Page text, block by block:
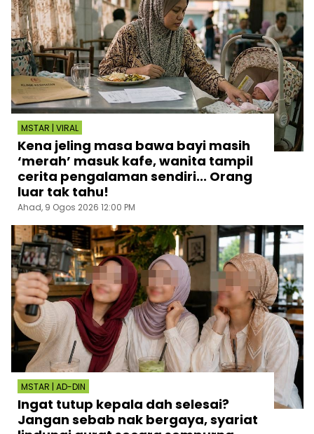
MSTAR | VIRAL
Kena jeling masa bawa bayi masih
‘merah’ masuk kafe, wanita tampil
cerita pengalaman sendiri... Orang
luar tak tahu!
Ahad, 9 Ogos 2026 12:00 PM
MSTAR | AD-DIN
Ingat tutup kepala dah selesai?
Jangan sebab nak bergaya, syariat